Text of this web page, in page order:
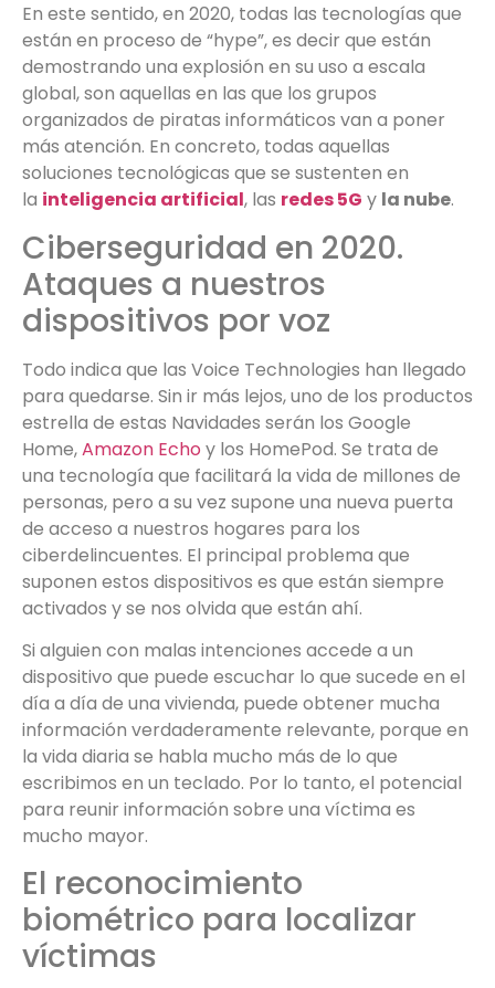
En este sentido, en 2020, todas las tecnologías que
están en proceso de “hype”, es decir que están
demostrando una explosión en su uso a escala
global, son aquellas en las que los grupos
organizados de piratas informáticos van a poner
más atención. En concreto, todas aquellas
soluciones tecnológicas que se sustenten en
la inteligencia artificial, las redes 5G y la nube.
Ciberseguridad en 2020.
Ataques a nuestros
dispositivos por voz
Todo indica que las Voice Technologies han llegado
para quedarse. Sin ir más lejos, uno de los productos
estrella de estas Navidades serán los Google
Home,Amazon Echo y los HomePod. Se trata de
una tecnología que facilitará la vida de millones de
personas, pero a su vez supone una nueva puerta
de acceso a nuestros hogares para los
ciberdelincuentes. El principal problema que
suponen estos dispositivos es que están siempre
activados y se nos olvida que están ahí.
Si alguien con malas intenciones accede a un
dispositivo que puede escuchar lo que sucede en el
día a día de una vivienda, puede obtener mucha
información verdaderamente relevante, porque en
la vida diaria se habla mucho más de lo que
escribimos en un teclado. Por lo tanto, el potencial
para reunir información sobre una víctima es
mucho mayor.
El reconocimiento
biométrico para localizar
víctimas